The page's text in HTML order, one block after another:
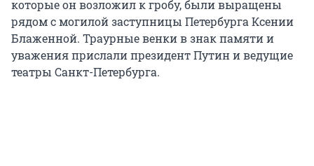
которые он возложил к гробу, были выращены
рядом с могилой заступницы Петербурга Ксении
Блаженной. Траурные венки в знак памяти и
уважения прислали президент Путин и ведущие
театры Санкт-Петербурга.